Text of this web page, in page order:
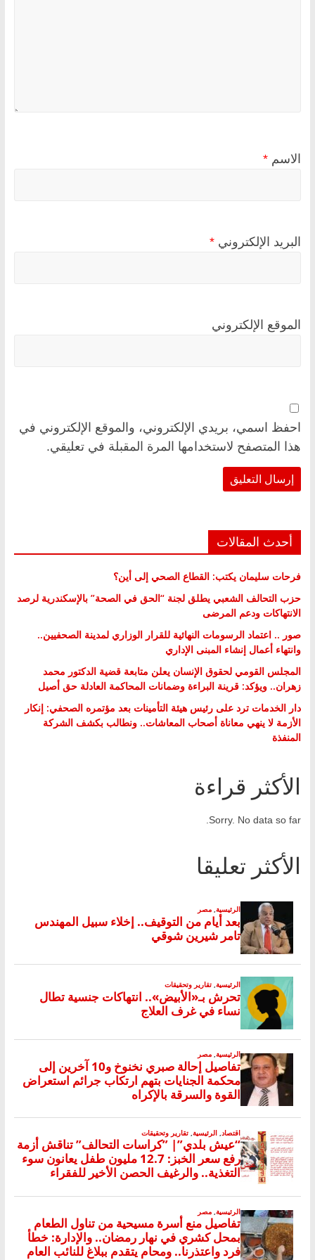
الاسم *
البريد الإلكتروني *
الموقع الإلكتروني
احفظ اسمي، بريدي الإلكتروني، والموقع الإلكتروني في
هذا المتصفح لاستخدامها المرة المقبلة في تعليقي.
أحدث المقالات
فرحات سليمان يكتب: القطاع الصحي إلى أين؟
حزب التحالف الشعبي يطلق لجنة “الحق في الصحة” بالإسكندرية لرصد
الانتهاكات ودعم المرضى
صور .. اعتماد الرسومات النهائية للقرار الوزاري لمدينة الصحفيين..
وانتهاء أعمال إنشاء المبنى الإداري
المجلس القومي لحقوق الإنسان يعلن متابعة قضية الدكتور محمد
زهران.. ويؤكد: قرينة البراءة وضمانات المحاكمة العادلة حق أصيل
دار الخدمات ترد على رئيس هيئة التأمينات بعد مؤتمره الصحفي: إنكار
الأزمة لا ينهي معاناة أصحاب المعاشات.. ونطالب بكشف الشركة
المنفذة
الأكثر قراءة
Sorry. No data so far.
الأكثر تعليقا